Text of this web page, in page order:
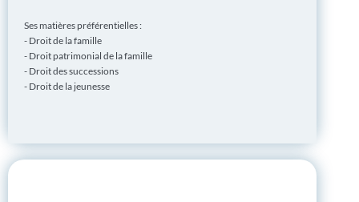
Ses matières préférentielles :
- Droit de la famille
- Droit patrimonial de la famille
- Droit des successions
- Droit de la jeunesse